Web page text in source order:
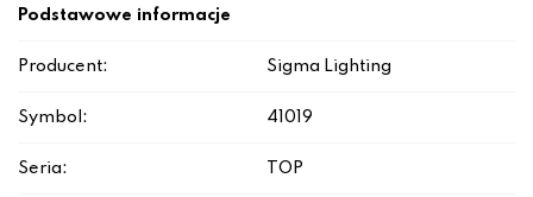
Podstawowe informacje
Producent: Sigma Lighting
Symbol: 41019
Seria: TOP